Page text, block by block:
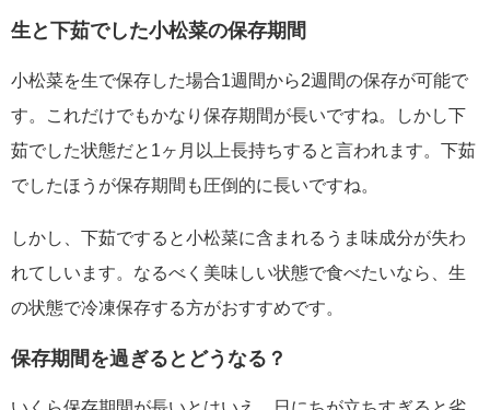
生と下茹でした小松菜の保存期間
小松菜を生で保存した場合1週間から2週間の保存が可能で
す。これだけでもかなり保存期間が長いですね。しかし下
茹でした状態だと1ヶ月以上長持ちすると言われます。下茹
でしたほうが保存期間も圧倒的に長いですね。
しかし、下茹ですると小松菜に含まれるうま味成分が失わ
れてしいます。なるべく美味しい状態で食べたいなら、生
の状態で冷凍保存する方がおすすめです。
保存期間を過ぎるとどうなる？